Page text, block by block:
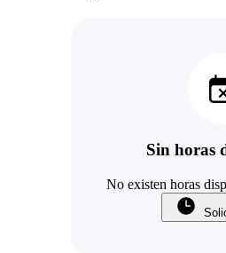
Sin horas
No existen horas